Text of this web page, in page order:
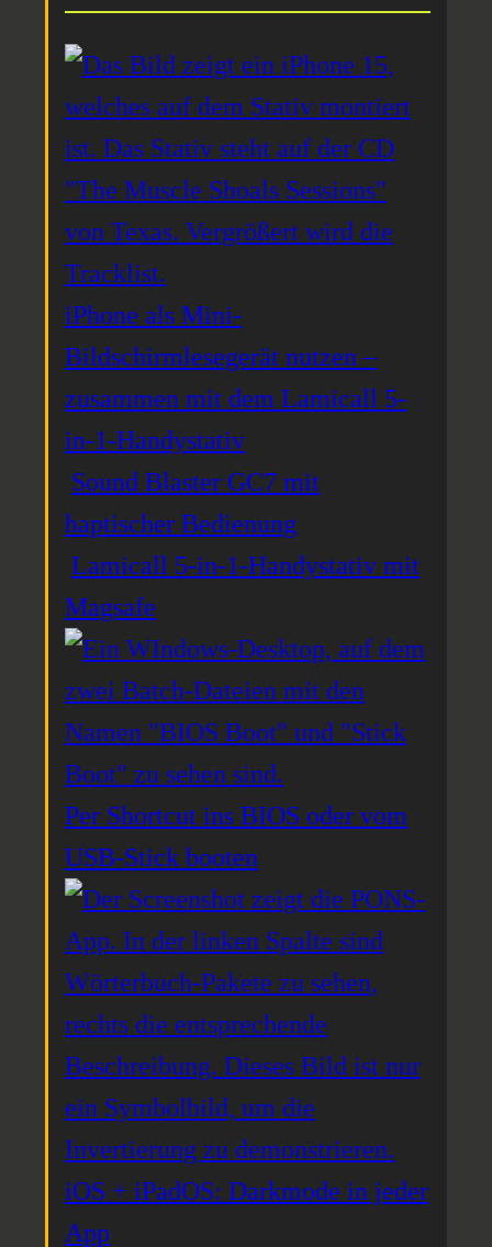
iPhone als Mini-
Bildschirmlesegerät nutzen –
zusammen mit dem Lamicall 5-
in-1-Handystativ
Sound Blaster GC7 mit
haptischer Bedienung
Lamicall 5-in-1-Handystativ mit
Magsafe
Per Shortcut ins BIOS oder vom
USB-Stick booten
iOS + iPadOS: Darkmode in jeder
App